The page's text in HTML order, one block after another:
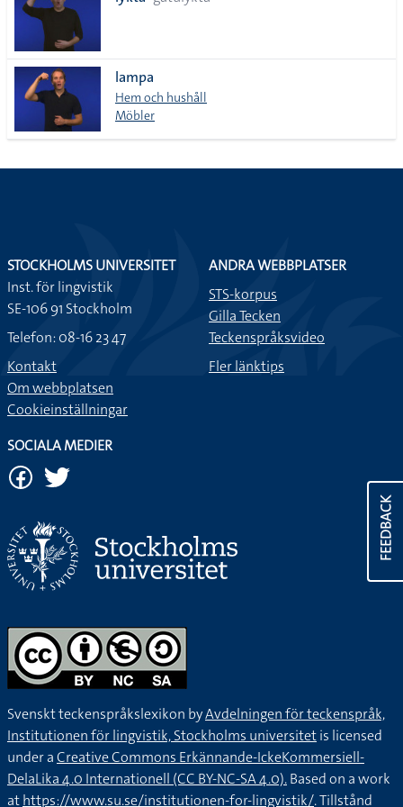
lampa
Hem och hushåll
Möbler
FEEDBACK
STOCKHOLMS UNIVERSITET
Inst. för lingvistik
SE-106 91 Stockholm
Telefon: 08-16 23 47
Kontakt
Om webbplatsen
Cookieinställningar
ANDRA WEBBPLATSER
STS-korpus
Gilla Tecken
Teckenspråksvideo
Fler länktips
SOCIALA MEDIER
Svenskt teckenspråkslexikon byAvdelningen för teckenspråk,
Institutionen för lingvistik, Stockholms universitetis licensed
under aCreative Commons Erkännande-IckeKommersiell-
DelaLika 4.0 Internationell (CC BY-NC-SA 4.0).Based on a work
athttps://www.su.se/institutionen-for-lingvistik/. Tillstånd